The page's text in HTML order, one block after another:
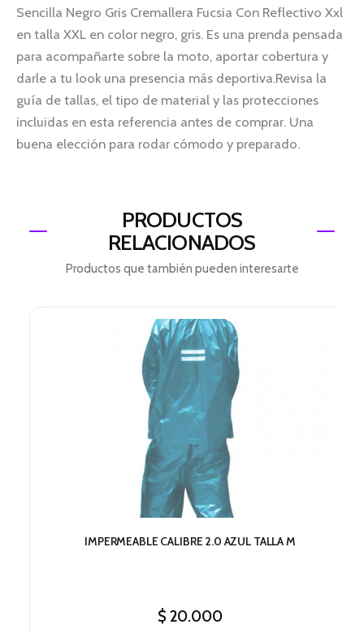
Sencilla Negro Gris Cremallera Fucsia Con Reflectivo Xxl
en talla XXL en color negro, gris. Es una prenda pensada
para acompañarte sobre la moto, aportar cobertura y
darle a tu look una presencia más deportiva.Revisa la
guía de tallas, el tipo de material y las protecciones
incluidas en esta referencia antes de comprar. Una
buena elección para rodar cómodo y preparado.
PRODUCTOS
RELACIONADOS
Productos que también pueden interesarte
IMPERMEABLE CALIBRE 2.0 AZUL TALLA M
$20.000